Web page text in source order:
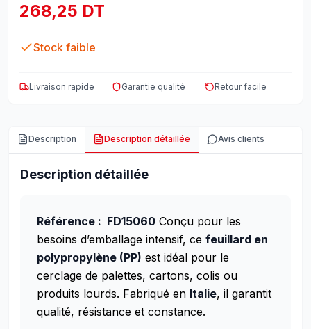
268,25 DT
Stock faible
Livraison rapide Garantie qualité Retour facile
Description Description détaillée Avis clients
Description détaillée
Référence : FD15060 Conçu pour les
besoins d’emballage intensif, ce feuillard en
polypropylène (PP) est idéal pour le
cerclage de palettes, cartons, colis ou
produits lourds. Fabriqué en Italie, il garantit
qualité, résistance et constance.